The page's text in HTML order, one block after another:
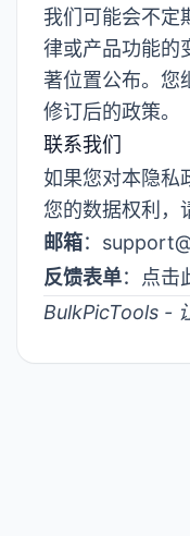
我们可能会不定
律或产品功能的
著位置公布。您
修订后的政策。
联系我们
如果您对本隐私
您的数据权利，
邮箱：
反馈表单： 点击
BulkPicTools -